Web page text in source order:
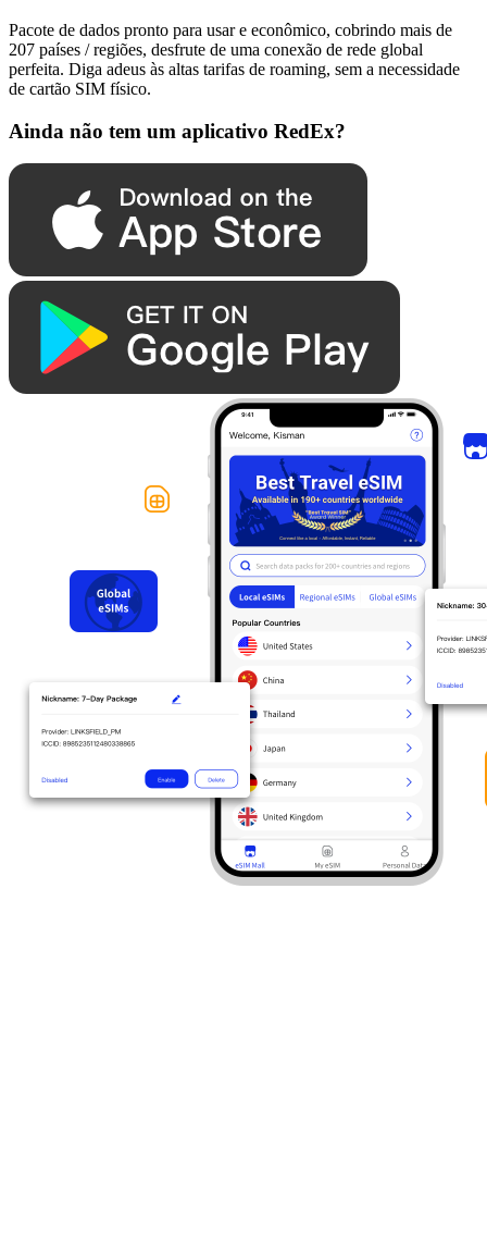
Pacote de dados pronto para usar e econômico, cobrindo mais de
207 países / regiões, desfrute de uma conexão de rede global
perfeita. Diga adeus às altas tarifas de roaming, sem a necessidade
de cartão SIM físico.
Ainda não tem um aplicativo RedEx?